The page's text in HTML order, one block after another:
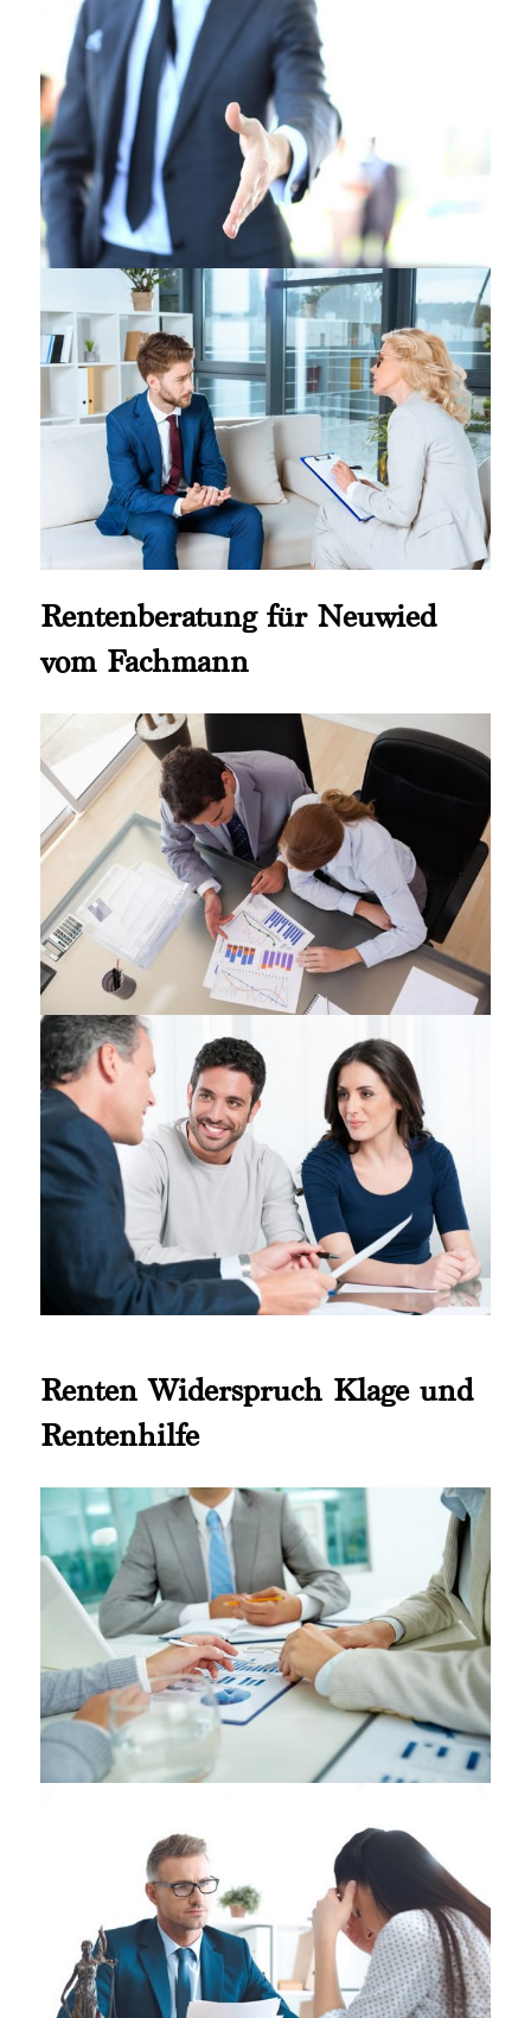
Rentenberatung für Neuwied
vom Fachmann
Renten Widerspruch Klage und
Rentenhilfe